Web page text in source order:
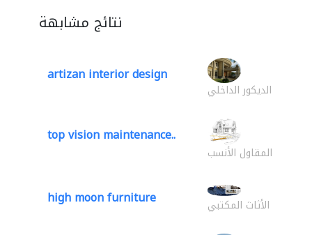
نتائج مشابهة
artizan interior design
الديكور الداخلي
top vision maintenance..
المقاول الأنسب
high moon furniture الأثاث المكتبي